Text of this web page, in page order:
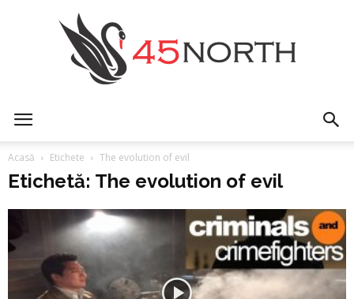
Acasă Etichete The evolution of evil
Etichetă: The evolution of evil